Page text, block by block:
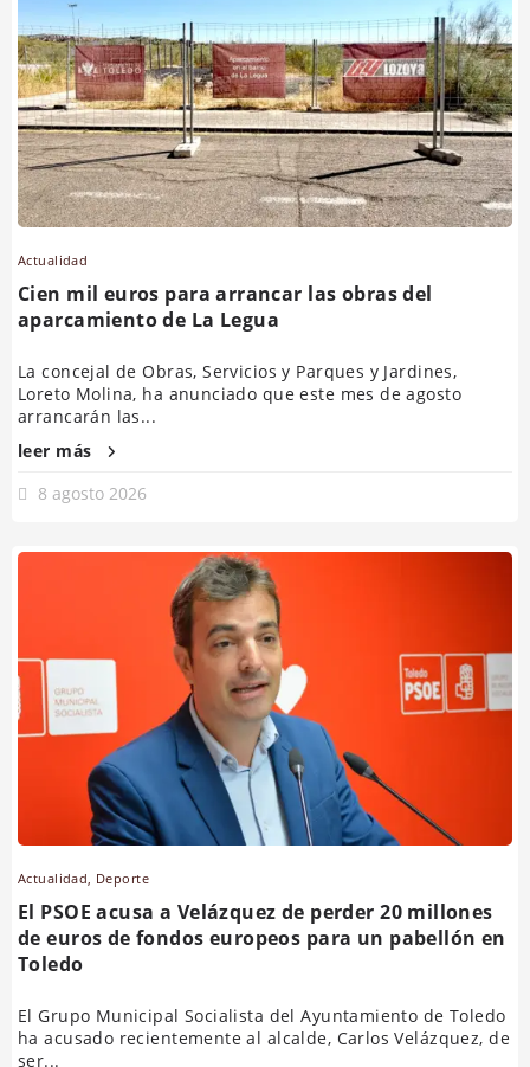
Actualidad
Cien mil euros para arrancar las obras del
aparcamiento de La Legua
La concejal de Obras, Servicios y Parques y Jardines,
Loreto Molina, ha anunciado que este mes de agosto
arrancarán las...
leer más
8 agosto 2026
Actualidad, Deporte
El PSOE acusa a Velázquez de perder 20 millones
de euros de fondos europeos para un pabellón en
Toledo
El Grupo Municipal Socialista del Ayuntamiento de Toledo
ha acusado recientemente al alcalde, Carlos Velázquez, de
ser...